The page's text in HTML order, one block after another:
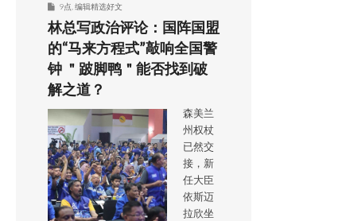
9点 编辑精选好文
林总写政治评论：国阵国盟
的“马来方程式”敲响全国警
钟 ＂跛脚鸭＂能否找到破
解之道？
森美兰
州权杖
已然交
接，新
任大臣
依斯迈
拉欣坐